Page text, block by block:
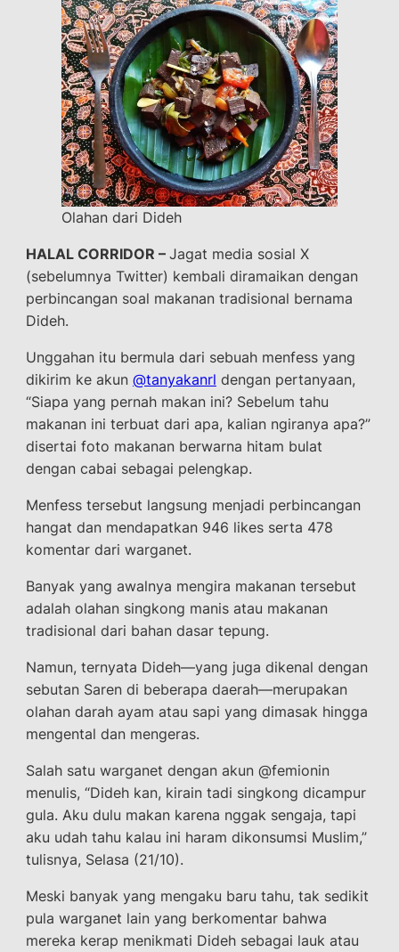
Olahan dari Dideh
HALAL CORRIDOR – Jagat media sosial X
(sebelumnya Twitter) kembali diramaikan dengan
perbincangan soal makanan tradisional bernama
Dideh.
Unggahan itu bermula dari sebuah menfess yang
dikirim ke akun @tanyakanrl dengan pertanyaan,
“Siapa yang pernah makan ini? Sebelum tahu
makanan ini terbuat dari apa, kalian ngiranya apa?”
disertai foto makanan berwarna hitam bulat
dengan cabai sebagai pelengkap.
Menfess tersebut langsung menjadi perbincangan
hangat dan mendapatkan 946 likes serta 478
komentar dari warganet.
Banyak yang awalnya mengira makanan tersebut
adalah olahan singkong manis atau makanan
tradisional dari bahan dasar tepung.
Namun, ternyata Dideh—yang juga dikenal dengan
sebutan Saren di beberapa daerah—merupakan
olahan darah ayam atau sapi yang dimasak hingga
mengental dan mengeras.
Salah satu warganet dengan akun @femionin
menulis, “Dideh kan, kirain tadi singkong dicampur
gula. Aku dulu makan karena nggak sengaja, tapi
aku udah tahu kalau ini haram dikonsumsi Muslim,”
tulisnya, Selasa (21/10).
Meski banyak yang mengaku baru tahu, tak sedikit
pula warganet lain yang berkomentar bahwa
mereka kerap menikmati Dideh sebagai lauk atau